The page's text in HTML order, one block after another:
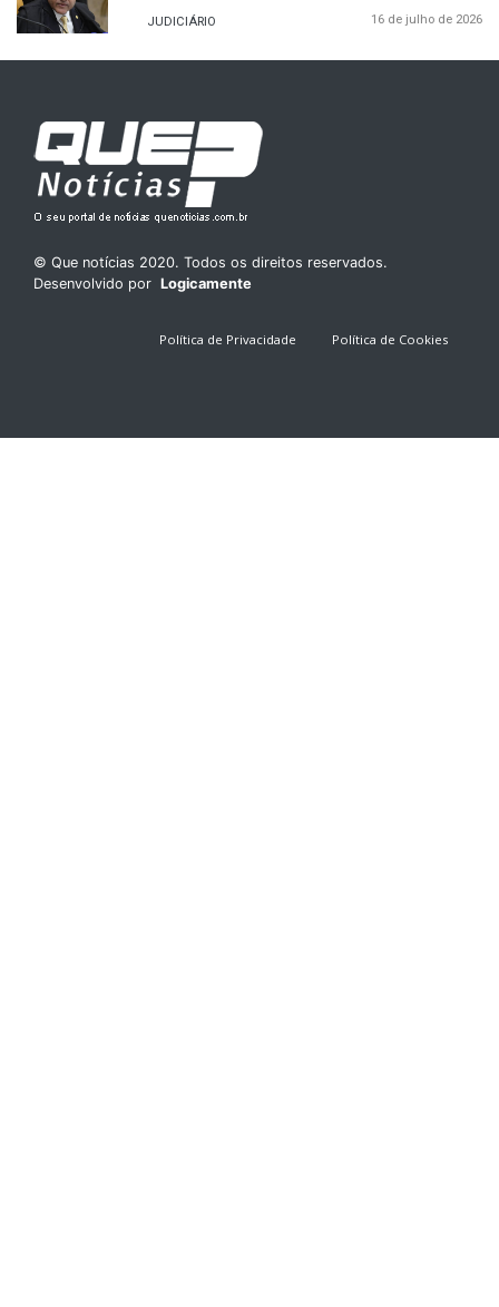
JUDICIÁRIO 16 de julho de 2026
© Que notícias 2020. Todos os direitos reservados.
Desenvolvido por Logicamente
Política de Privacidade Política de Cookies